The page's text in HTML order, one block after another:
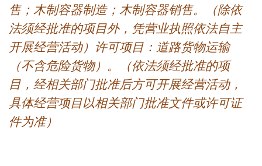
售；木制容器制造；木制容器销售。（除依
法须经批准的项目外，凭营业执照依法自主
开展经营活动）许可项目：道路货物运输
（不含危险货物）。（依法须经批准的项
目，经相关部门批准后方可开展经营活动，
具体经营项目以相关部门批准文件或许可证
件为准）